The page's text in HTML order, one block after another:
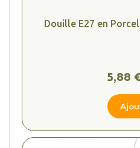
Douille E27 en
5,88